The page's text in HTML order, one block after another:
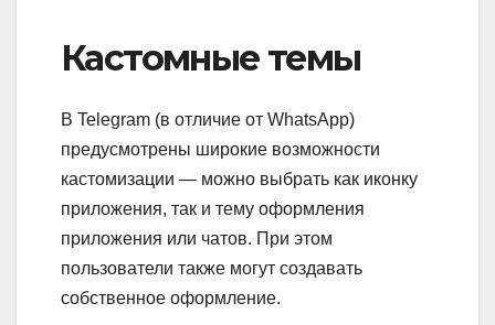
Кастомные темы
В Telegram (в отличие от WhatsApp)
предусмотрены широкие возможности
кастомизации — можно выбрать как иконку
приложения, так и тему оформления
приложения или чатов. При этом
пользователи также могут создавать
собственное оформление.